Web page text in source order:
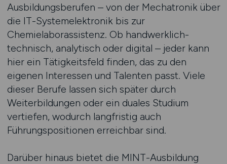
Ausbildungsberufen – von der Mechatronik über
die IT-Systemelektronik bis zur
Chemielaborassistenz. Ob handwerklich-
technisch, analytisch oder digital – jeder kann
hier ein Tätigkeitsfeld finden, das zu den
eigenen Interessen und Talenten passt. Viele
dieser Berufe lassen sich später durch
Weiterbildungen oder ein duales Studium
vertiefen, wodurch langfristig auch
Führungspositionen erreichbar sind.
Darüber hinaus bietet die MINT-Ausbildung